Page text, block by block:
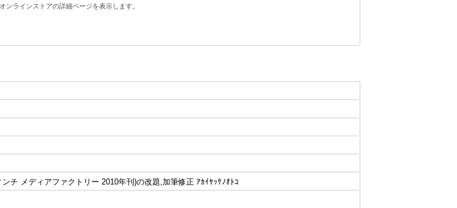
ンラインストアの詳細ページを表示します。
ンチ メディアファクトリー 2010年刊)の改題,加筆修正 ｱｶｲﾔｯｹﾉｵﾄｺ